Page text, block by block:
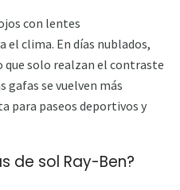
con lentes
clima. En días nublados,
que solo realzan el contraste
gafas se vuelven más
para paseos deportivos y
de sol Ray-Ben?